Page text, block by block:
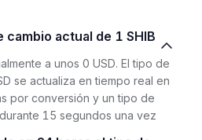
a unos 0 USD. El tipo de
se actualiza en tiempo real en
por conversión y un tipo de
15 segundos una vez